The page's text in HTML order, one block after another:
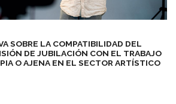
SOBRE LA COMPATIBILIDAD DEL
DE JUBILACIÓN CON EL TRABAJO
O AJENA EN EL SECTOR ARTÍSTICO